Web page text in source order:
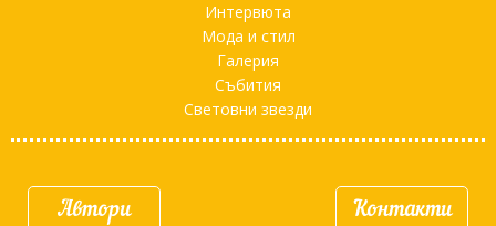
Интервюта
Мода и стил
Галерия
Събития
Световни звезди
Автори Контакти